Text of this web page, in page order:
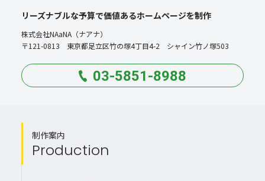
リーズナブルな予算で価値あるホームページを制作
株式会社NAaNA（ナアナ）
〒121-0813 東京都足立区竹の塚4丁目4-2 シャイン竹ノ塚503
03-5851-8988
制作案内
Production